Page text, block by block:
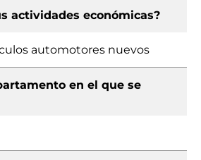
actividades económicas?
automotores nuevos
en el que se